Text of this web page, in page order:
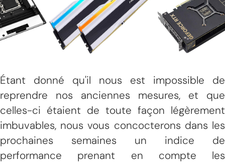
Étant donné qu'il nous est impossible de
reprendre nos anciennes mesures, et que
celles-ci étaient de toute façon légèrement
imbuvables, nous vous concocterons dans les
prochaines semaines un indice de
performance prenant en compte les